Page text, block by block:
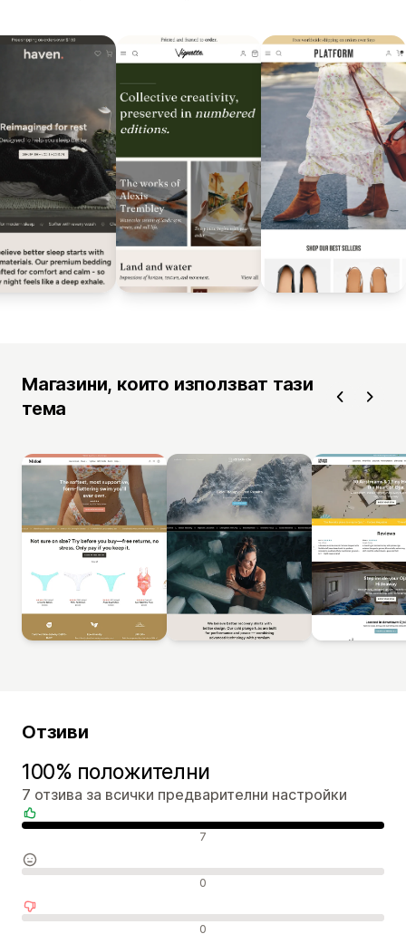
Магазини, които използват тази
тема
Отзиви
100% положителни
7 отзива за всички предварителни настройки
Положителни отзиви 7
Неутрални отзиви 0
Отрицателни отзиви 0